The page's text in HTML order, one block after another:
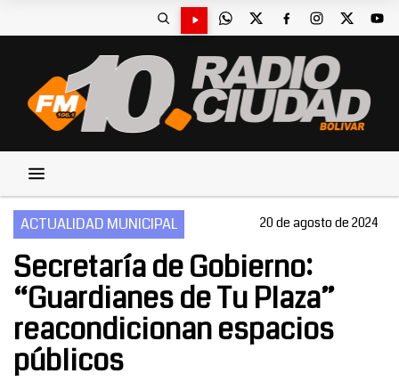
ACTUALIDAD MUNICIPAL 20 de agosto de 2024
Secretaría de Gobierno:
“Guardianes de Tu Plaza”
reacondicionan espacios
públicos